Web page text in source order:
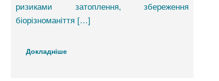
ризиками затоплення, збереження
біорізноманіття […]
Докладніше